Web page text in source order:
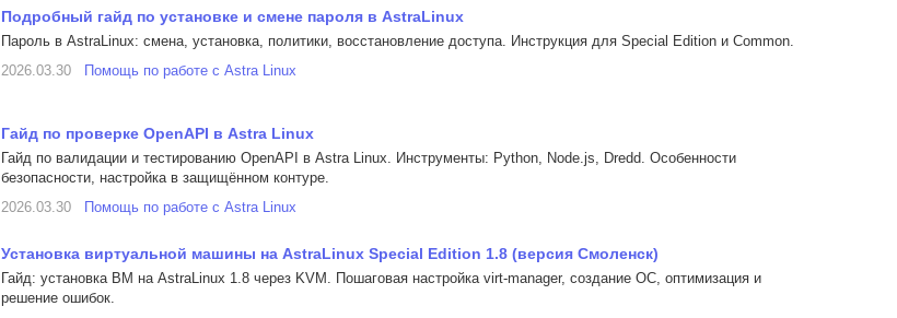
Подробный гайд по установке и смене пароля в AstraLinux
Пароль в AstraLinux: смена, установка, политики, восстановление доступа. Инструкция для Special Edition и Common.
2026.03.30
Помощь по работе с Astra Linux
Гайд по проверке OpenAPI в Astra Linux
Гайд по валидации и тестированию OpenAPI в Astra Linux. Инструменты: Python, Node.js, Dredd. Особенности
безопасности, настройка в защищённом контуре.
2026.03.30
Помощь по работе с Astra Linux
Установка виртуальной машины на AstraLinux Special Edition 1.8 (версия Смоленск)
Гайд: установка ВМ на AstraLinux 1.8 через KVM. Пошаговая настройка virt-manager, создание ОС, оптимизация и
решение ошибок.